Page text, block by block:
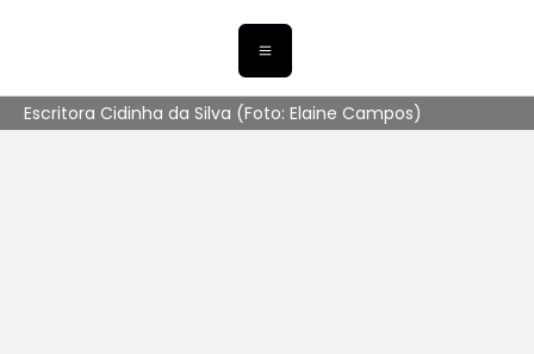
Escritora Cidinha da Silva (Foto: Elaine Campos)